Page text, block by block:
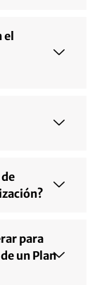
el
para
un Plan